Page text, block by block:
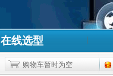
在线选型
购物车暂时为空